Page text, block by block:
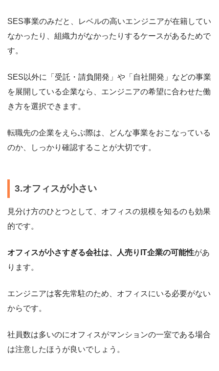
SES事業のみだと、レベルの高いエンジニアが在籍してい
なかったり、組織力がなかったりするケースがあるためで
す。
SES以外に「受託・請負開発」や「自社開発」などの事業
を展開している企業なら、エンジニアの希望に合わせた働
き方を選択できます。
転職先の企業をえらぶ際は、どんな事業をおこなっている
のか、しっかり確認することが大切です。
3.オフィスが小さい
見分け方のひとつとして、オフィスの規模を知るのも効果
的です。
オフィスが小さすぎる会社は、人売りIT企業の可能性があ
ります。
エンジニアは客先常駐のため、オフィスにいる必要がない
からです。
社員数は多いのにオフィスがマンションの一室である場合
は注意したほうが良いでしょう。